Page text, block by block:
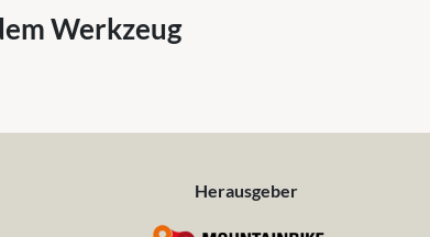
Werkzeug
Herausgeber